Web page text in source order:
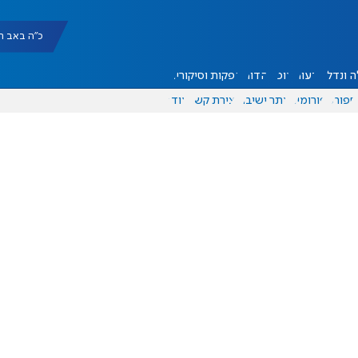
כ"ה באב תשפ"ו
ונדל"ן דעות אוכל יהדות הפקות וסיקורים
ספורט פורומים אתר ישיבה יצירת קשר עוד